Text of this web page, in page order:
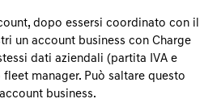
dopo essersi coordinato con il
un account business con Charge
dati aziendali (partita IVA e
manager. Può saltare questo
business.